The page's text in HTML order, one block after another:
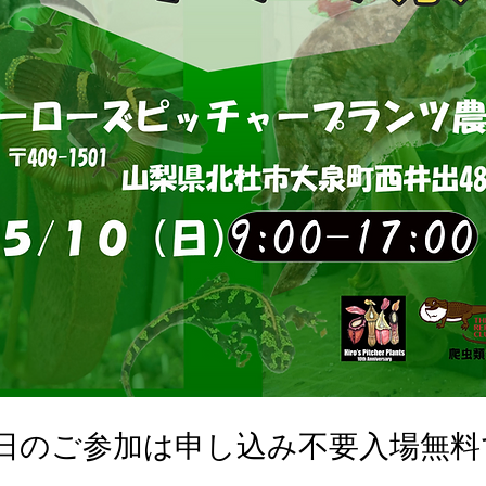
のご参加は申し込み不要入場無